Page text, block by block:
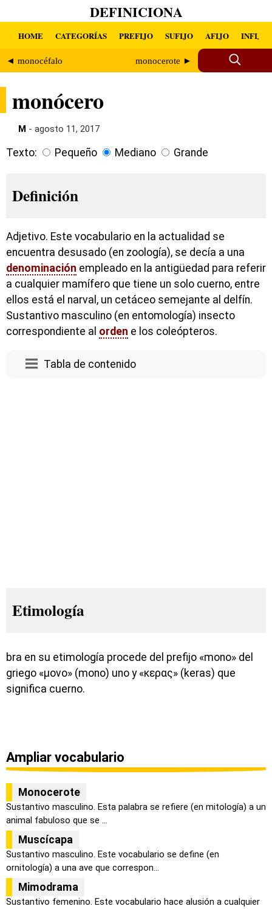
DEFINICIONA
HOME CATEGORÍAS PREFIJO SUFIJO AFIJO INFIJO
◄ monocéfalo monocerote ►
monócero
M - agosto 11, 2017
Texto: Pequeño Mediano Grande
Definición
Adjetivo. Este vocabulario en la actualidad se
encuentra desusado (en zoología), se decía a una
denominación empleado en la antigüedad para referir
a cualquier mamífero que tiene un solo cuerno, entre
ellos está el narval, un cetáceo semejante al delfín.
Sustantivo masculino (en entomología) insecto
correspondiente al orden e los coleópteros.
Tabla de contenido
Etimología
bra en su etimología procede del prefijo «mono» del
griego «μονο» (mono) uno y «κερας» (keras) que
significa cuerno.
Ampliar vocabulario
Monocerote
Sustantivo masculino. Esta palabra se refiere (en mitología) a un
animal fabuloso que se ...
Muscícapa
Sustantivo masculino. Este vocabulario se define (en
ornitología) a una ave que correspon...
Mimodrama
Sustantivo femenino. Este vocabulario hace alusión a cualquier